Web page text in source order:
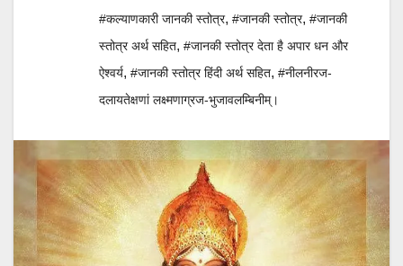
#कल्याणकारी जानकी स्तोत्र, #जानकी स्तोत्र, #जानकी
स्तोत्र अर्थ सहित, #जानकी स्तोत्र देता है अपार धन और
ऐश्वर्य, #जानकी स्तोत्र हिंदी अर्थ सहित, #नीलनीरज-
दलायतेक्षणां लक्ष्मणाग्रज-भुजावलम्बिनीम्।